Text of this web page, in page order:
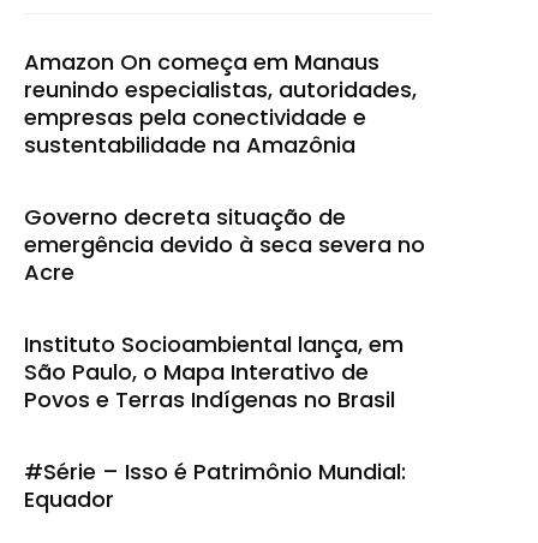
Amazon On começa em Manaus
reunindo especialistas, autoridades,
empresas pela conectividade e
sustentabilidade na Amazônia
Governo decreta situação de
emergência devido à seca severa no
Acre
Instituto Socioambiental lança, em
São Paulo, o Mapa Interativo de
Povos e Terras Indígenas no Brasil
#Série – Isso é Patrimônio Mundial:
Equador